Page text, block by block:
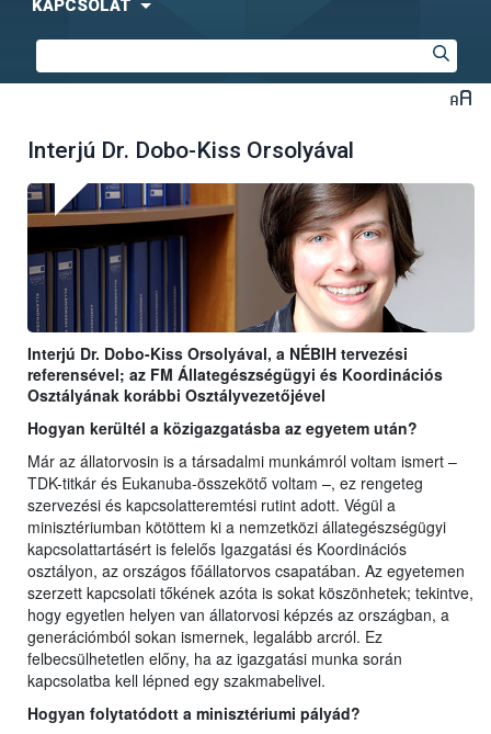
KAPCSOLAT
Interjú Dr. Dobo-Kiss Orsolyával
Interjú Dr. Dobo-Kiss Orsolyával, a NÉBIH tervezési
referensével; az FM Állategészségügyi és Koordinációs
Osztályának korábbi Osztályvezetőjével
Hogyan kerültél a közigazgatásba az egyetem után?
Már az állatorvosin is a társadalmi munkámról voltam ismert –
TDK-titkár és Eukanuba-összekötő voltam –, ez rengeteg
szervezési és kapcsolatteremtési rutint adott. Végül a
minisztériumban kötöttem ki a nemzetközi állategészségügyi
kapcsolattartásért is felelős Igazgatási és Koordinációs
osztályon, az országos főállatorvos csapatában. Az egyetemen
szerzett kapcsolati tőkének azóta is sokat köszönhetek; tekintve,
hogy egyetlen helyen van állatorvosi képzés az országban, a
generációmból sokan ismernek, legalább arcról. Ez
felbecsülhetetlen előny, ha az igazgatási munka során
kapcsolatba kell lépned egy szakmabelivel.
Hogyan folytatódott a minisztériumi pályád?